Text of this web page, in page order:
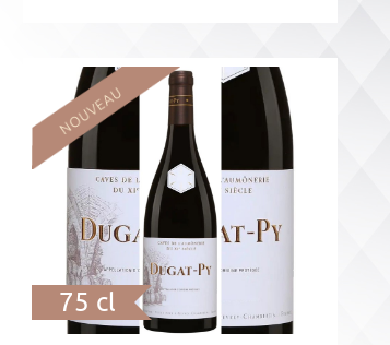
75 cl